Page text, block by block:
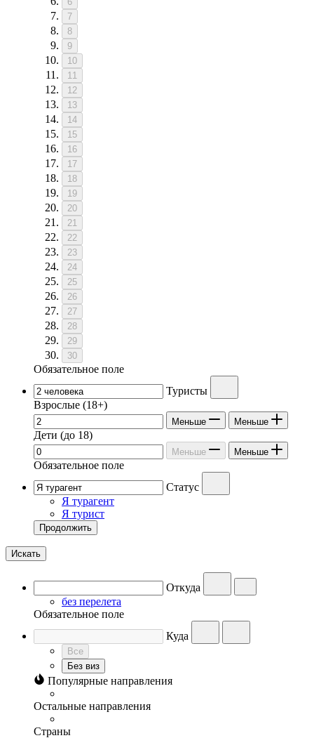
7
8
9
10
11
12
13
14
15
16
17
18
19
20
21
22
23
24
25
26
27
28
29
30
Обязательное поле
Туристы
Взрослые (18+)
Меньше Меньше
Дети (до 18)
Меньше Меньше
Обязательное поле
Статус
Я турагент
Я турист
Продолжить
Искать
Откуда
без перелета
Обязательное поле
Куда
Все
Без виз
Популярные направления
Остальные направления
Страны